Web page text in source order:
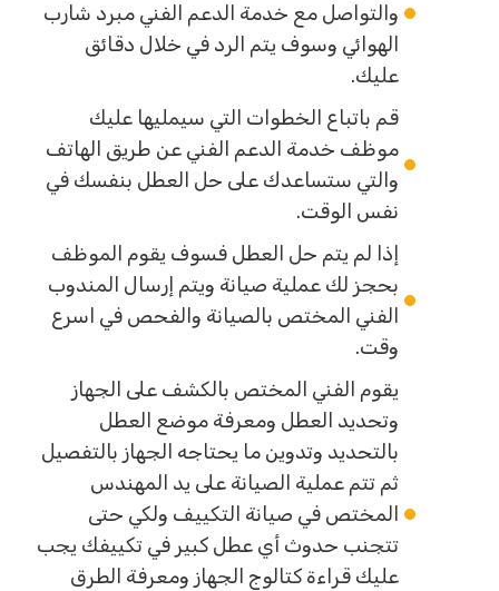
والتواصل مع خدمة الدعم الفني مبرد شارب
الهوائي وسوف يتم الرد في خلال دقائق
عليك.
قم باتباع الخطوات التي سيمليها عليك
موظف خدمة الدعم الفني عن طريق الهاتف
والتي ستساعدك على حل العطل بنفسك في
نفس الوقت.
إذا لم يتم حل العطل فسوف يقوم الموظف
بحجز لك عملية صيانة ويتم إرسال المندوب
الفني المختص بالصيانة والفحص في اسرع
وقت.
يقوم الفني المختص بالكشف على الجهاز
وتحديد العطل ومعرفة موضع العطل
بالتحديد وتدوين ما يحتاجه الجهاز بالتفصيل
ثم تتم عملية الصيانة على يد المهندس
المختص في صيانة التكييف ولكي حتى
تتجنب حدوث أي عطل كبير في تكييفك يجب
عليك قراءة كتالوج الجهاز ومعرفة الطرق